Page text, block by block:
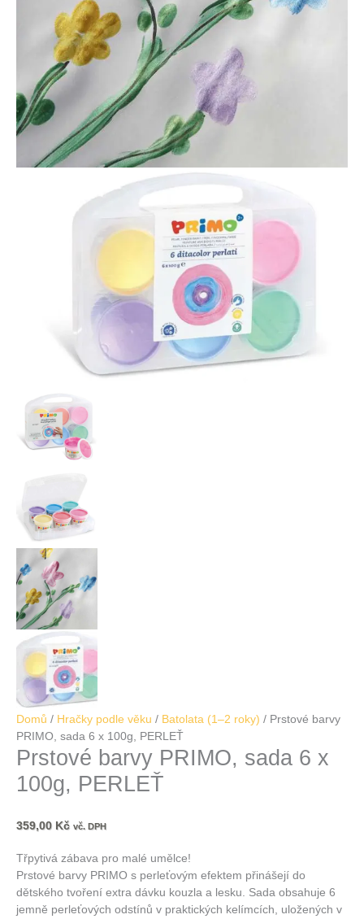
Domů / Hračky podle věku / Batolata (1–2 roky) / Prstové barvy
PRIMO, sada 6 x 100g, PERLEŤ
Prstové barvy PRIMO, sada 6 x
100g, PERLEŤ
359,00 Kč vč. DPH
Třpytivá zábava pro malé umělce!
Prstové barvy PRIMO s perleťovým efektem přinášejí do
dětského tvoření extra dávku kouzla a lesku. Sada obsahuje 6
jemně perleťových odstínů v praktických kelímcích, uložených v